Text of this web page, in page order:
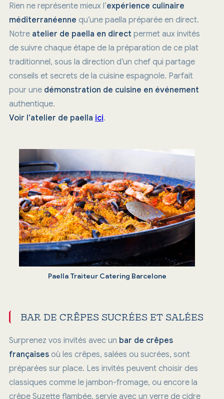
Rien ne représente mieux l’expérience culinaire
méditerranéenne qu’une paella préparée en direct.
Notre atelier de paella en direct permet aux invités
de suivre chaque étape de la préparation de ce plat
traditionnel, sous la direction d’un chef qui partage
conseils et secrets de la cuisine espagnole. Parfait
pour une démonstration de cuisine en événement
authentique.
Voir l’atelier de paella ici.
Paella Traiteur Catering Barcelone
BAR DE CRÊPES SUCRÉES ET SALÉES
Surprenez vos invités avec un bar de crêpes
françaisesoù les crêpes, salées ou sucrées, sont
préparées sur place. Les invités peuvent choisir des
classiques comme le jambon-fromage, ou encore la
crêpe Suzette flambée, servie avec un verre de cidre